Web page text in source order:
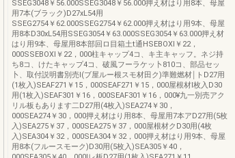
SSEG3048￥56.000SSEG3048￥56.000押え材はり用8本、母屋
用7本(ブラック)D27xL54用
SSEG2754￥62.000SSEG2754￥62.000押え材はり用9本、母屋
用8本D30xL54用SSEG3054￥63.000SSEG3054￥63.000押え材
はり用9本、母屋用8本部回ロ目箱土t通HSEBOXI￥22，
000SSEBOXI￥22，000柱キャップ4コ、キ主キャッフ。ネジ持
ち8コ、けたキャップ4コ、破風フーラケッ卜810コ、部品セッ
卜、取付説明書別売I(ブ屋ルー根スモ材田ク)準難燃材￨トD27用
(1枚入)SEAF271￥15，000SEAF271￥15，000屋根材l枚入D30
用(1枚入)SEAF301￥16，000SEAF301￥16，000¥九一別売アク
リル板もあります二D27用(4枚入)SEA274￥30，
000SEA274￥30，000押え材はり用8本、母屋用7本アD27用(5枚
入)SEA275￥37，000SEA275￥37，000屋根材クD30用(4枚
入)SEA304￥32，000SEA304￥32，000押え材はり用9本、母屋
用8本(フルースモーク)D30用(5枚入)SEA305￥40，